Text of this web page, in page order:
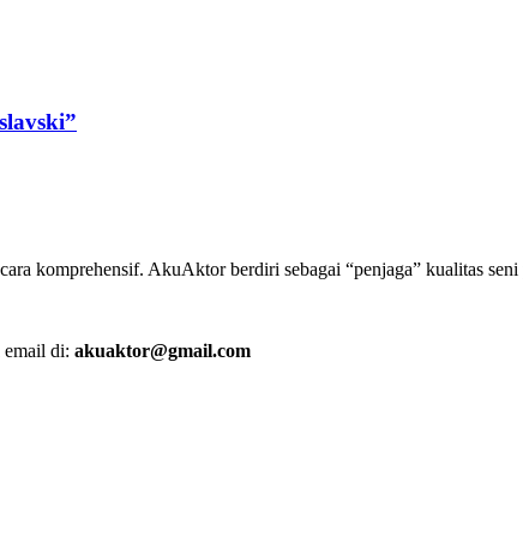
komprehensif. AkuAktor berdiri sebagai “penjaga” kualitas
di: akuaktor@gmail.com